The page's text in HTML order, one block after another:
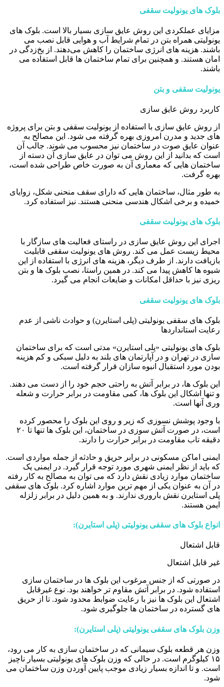
بلوک های یونولیت سقفی
مزایای عملکردی این روش عایق سازی بسیار بالا است. بلوک های
یونولیتی همراه بتن در تمام شرایط آب و هوایی قابل نصب می
باشند. هزینه های انرژی ساختمان را کاهش می‌دهند. از یخ‌زدگی در
امان هستند. و همچنین برای تمام ساختمان ها قابل استفاده می
باشند.
یونولیت سقفی و بتن
کاربرد روش عایق سازی
از روش عایق سازی با استفاده از یونولیت سقفی و بتن برای پروژه
های جدید و مدرن امروزی بهره گرفته می شود. این مصالح به
عنوان عایق صوت در ساختمان نیز محسوب می شوند. جالب آن
است که بدانید از این روش می توان در عایق سازی آن دسته از
ساختمان هایی که معماری آن به صورت خاص طراحی شده است،
بهره گرفت.
به طور مثال، ساختمان هایی که دارای سقف منحنی شکل، زوایای
خمیده و برخی اشکال هندسی منحنی هستند. نیز استفاده کرد.
بلوک های یونولیت سقفی
اجرای این روش عایق سازی در راستای فعالیت های سازگار با
محیط زیست عمل می کند. روش های یونولیت سقفی قابلیت
بازیافت دارند. از طرف دیگر، هزینه های انرژی با استفاده از این
شیوه ها کاهش پیدا می کند. در همین راستا، نصب بلوک ها و بتن
ریزی نیز با حداقل امکانات و ضایعات انجام می گیرد.
بلوک های یونولیت سقفی
بلوک های سقفی یونولیتی (پلی استایرن) و حوادث ناشی از عدم
رعایت استانداردها
بلوک های یونولیتی «پلی استایرن» مدتی است که برای ساختمان
سازی در تهران و در آپارتمان های بلند به دلیل سبکی و کم هزینه
بودن مورد استقبال انبوه سازان قرار گرفته است.
این بلوک ها، در برابر آتش به راحتی حجم خود را از دست می دهند.
و تنها اشکال این بلوک ها، کمی مقاومت در برابر حرارت و شعله
وری آنها است.
با وجود پوشش نسوزی که زیر و روی این بلوک را محصور کرده
است، در صورت آتش سوزی در ساختمان، این بلوک ها تنها تا ۲۰
دقیقه تاب مقاومت در برابر حرارت را دارند.
ایمنی اماکن مسکونی در برابر حریق و حادثه از جمله مواردی است.
که باید از نظر ایمنی شهری مورد توجه قرار گیرد. در ایمنی یک
ساختمان موارد زیادی نقش دارد که می توان به مصالح به کار رفته
در آن به عنوان یکی از مهم ترین موارد اشاره کرد. بلوک های سقفی
پلی استایرن نقش باروری ندارند. و به همین دلیل در برابر زلزله
ایمن هستند.
انواع بلوک های سقفی یونولیتی (پلی استایرن):
قابل اشتعال
غیر قابل اشتعال
در صورتی که از جنس مرغوب این بلوک ها در ساختمان سازی
استفاده شود. در برابر آتش مقاوم تر خواهند بود. نوع غیرقابل
اشتعال این بلوک ها نیز با رعایت ضوابط محدود شود. تا از حریق
های گسترده در ساختمان ها جلوگیری شود.
وزن بلوک های سقفی یونولیتی (پلی استایرن):
وزن هر قطعه بلوک سیمانی که در ساختمان سازی به کار می رود،
۱۵ کیلوگرم است. در حالی که وزن بلوک های یونولیتی بسیار ناچیز
است. و تا اندازه بسیار زیادی موجب پایین آوردن وزن ساختمان می
شود.